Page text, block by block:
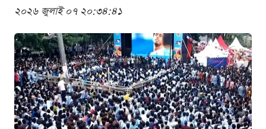
২০২৬ জুলাই ০৭ ২০:৩৪:৪১